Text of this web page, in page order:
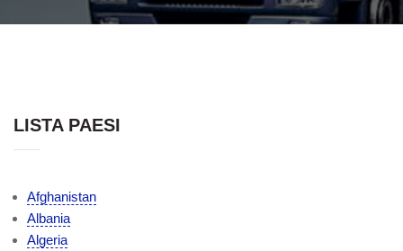
LISTA PAESI
Afghanistan
Albania
Algeria